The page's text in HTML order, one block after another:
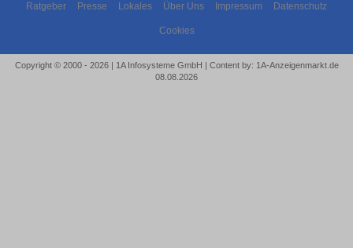
Ratgeber Presse Lokales Über Uns Impressum Datenschutz
Cookies
Copyright © 2000 - 2026 | 1A Infosysteme GmbH | Content by: 1A-Anzeigenmarkt.de
08.08.2026